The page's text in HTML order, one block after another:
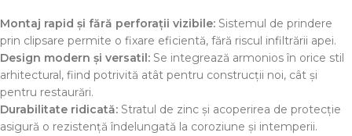
Montaj rapid și fără perforații vizibile: Sistemul de prindere
prin clipsare permite o fixare eficientă, fără riscul infiltrării apei.
Design modern și versatil: Se integrează armonios în orice stil
arhitectural, fiind potrivită atât pentru construcții noi, cât și
pentru restaurări.
Durabilitate ridicată: Stratul de zinc și acoperirea de protecție
asigură o rezistență îndelungată la coroziune și intemperii.